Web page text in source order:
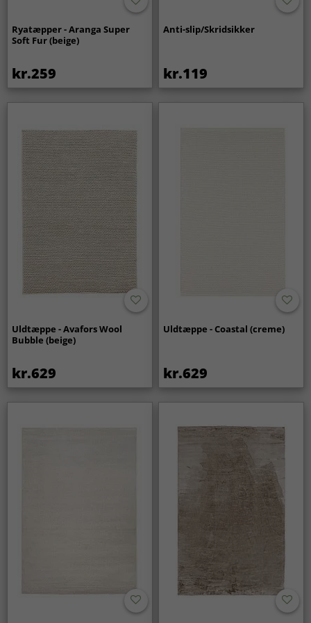
Ryatæpper - Aranga Super
Soft Fur (beige)
kr.259
Anti-slip/Skridsikker
kr.119
Uldtæppe - Avafors Wool
Bubble (beige)
kr.629
Uldtæppe - Coastal (creme)
kr.629